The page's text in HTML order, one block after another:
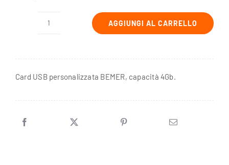
AGGIUNGI AL CARRELLO
Card USB personalizzata BEMER, capacità 4Gb.